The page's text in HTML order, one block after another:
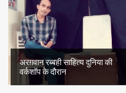
उरूज,
अरूज़..
अरग़वान रब्बही साहित्य दुनिया की
वर्कशॉप के दौरान